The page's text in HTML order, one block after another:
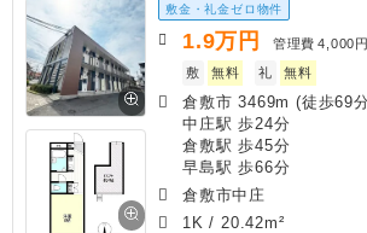
敷金・礼金ゼロ物件
1.9万円 管理費 4,000円
敷
無料 礼 無料
倉敷市 3469m (徒歩69
中庄駅 歩24分
倉敷駅 歩45分
早島駅 歩66分
倉敷市中庄
1K / 20.42m²